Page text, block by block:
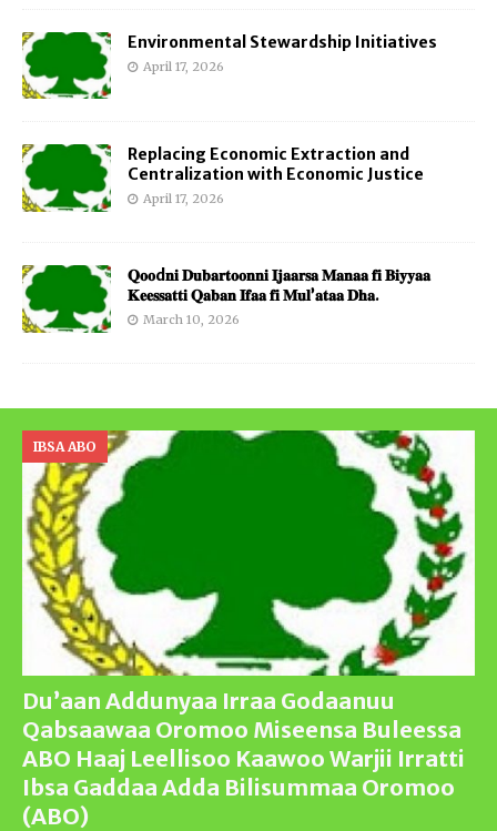
Environmental Stewardship Initiatives
April 17, 2026
Replacing Economic Extraction and
Centralization with Economic Justice
April 17, 2026
𝐐𝐨𝐨d𝐧𝐢 𝐃𝐮𝐛𝐚𝐫𝐭𝐨𝐨𝐧𝐧𝐢 𝐈𝐣𝐚𝐚𝐫𝐬𝐚 𝐌𝐚𝐧𝐚𝐚 𝐟𝐢 𝐁𝐢𝐲𝐲𝐚𝐚
𝐊𝐞𝐞𝐬𝐬𝐚𝐭𝐭𝐢 𝐐𝐚𝐛𝐚𝐧 𝐈𝐟𝐚𝐚 𝐟𝐢 𝐌𝐮𝐥’𝐚𝐭𝐚𝐚 𝐃𝐡𝐚.
March 10, 2026
Du’aan Addunyaa Irraa Godaanuu
Qabsaawaa Oromoo Miseensa Buleessa
ABO Haaj Leellisoo Kaawoo Warjii Irratti
Ibsa Gaddaa Adda Bilisummaa Oromoo
(ABO)
IBSA ABO